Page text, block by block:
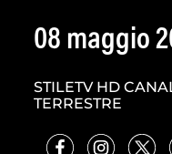
08 maggio
STILETV HD
TERRESTRE